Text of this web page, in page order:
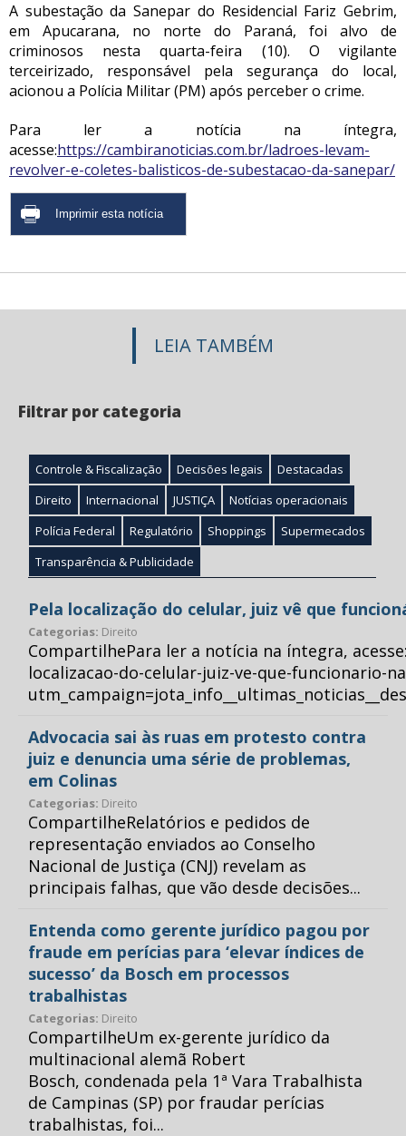
A subestação da Sanepar do Residencial Fariz Gebrim,
em Apucarana, no norte do Paraná, foi alvo de
criminosos nesta quarta-feira (10). O vigilante
terceirizado, responsável pela segurança do local,
acionou a Polícia Militar (PM) após perceber o crime.
Para ler a notícia na íntegra,
acesse:https://cambiranoticias.com.br/ladroes-levam-
revolver-e-coletes-balisticos-de-subestacao-da-sanepar/
LEIA TAMBÉM
Filtrar por categoria
Controle & Fiscalização Decisões legais
Destacadas
Direito
Internacional JUSTIÇA
Notícias operacionais
Polícia Federal
Regulatório Shoppings
Supermecados
Transparência & Publicidade
Pela localização do celular, juiz vê que
Categorias: Direito
CompartilhePara ler a notícia na íntegra,
localizacao-do-celular-juiz-ve-que-funcionario-
Advocacia sai às ruas em protesto contra
juiz e denuncia uma série de problemas,
em Colinas
Categorias: Direito
CompartilheRelatórios e pedidos de
representação enviados ao Conselho
Nacional de Justiça (CNJ) revelam as
principais falhas, que vão desde decisões...
Entenda como gerente jurídico pagou por
fraude em perícias para ‘elevar índices de
sucesso’ da Bosch em processos
trabalhistas
Categorias: Direito
CompartilheUm ex-gerente jurídico da
multinacional alemã Robert
Bosch, condenada pela 1ª Vara Trabalhista
de Campinas (SP) por fraudar perícias
trabalhistas, foi...